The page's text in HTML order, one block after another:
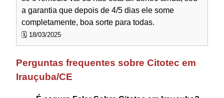
a garantia que depois de 4/5 dias ele some
completamente, boa sorte para todas.
🗓️ 18/03/2025
Perguntas frequentes sobre Citotec em
Irauçuba/CE